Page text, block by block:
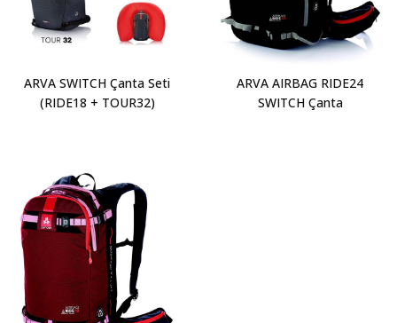
ARVA SWITCH Çanta Seti
(RIDE18 + TOUR32)
ARVA AIRBAG RIDE24
SWITCH Çanta